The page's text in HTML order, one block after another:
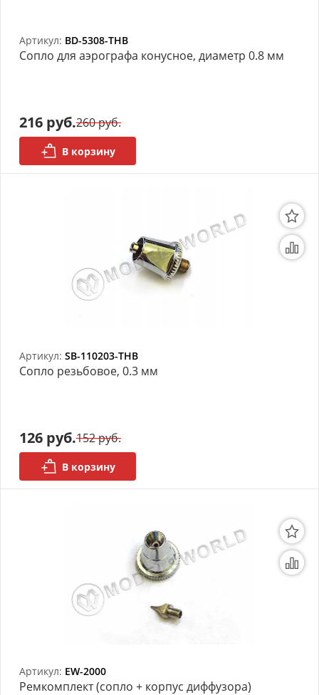
Артикул: BD-5308-THB
Сопло для аэрографа конусное, диаметр 0.8 мм
216 руб.260 руб.
В корзину
Артикул: SB-110203-THB
Сопло резьбовое, 0.3 мм
126 руб.152 руб.
В корзину
Артикул: EW-2000
Ремкомплект (сопло + корпус диффузора)